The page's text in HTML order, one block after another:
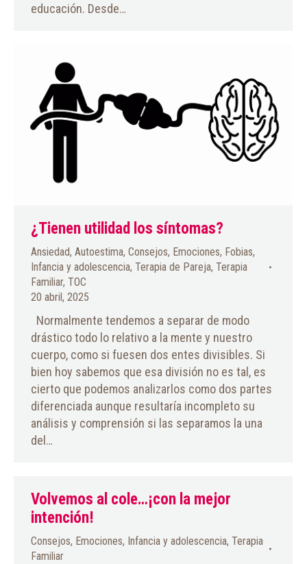
educación. Desde…
¿Tienen utilidad los síntomas?
Ansiedad, Autoestima, Consejos, Emociones, Fobias,
Infancia y adolescencia, Terapia de Pareja, Terapia
Familiar, TOC
20 abril, 2025
Normalmente tendemos a separar de modo
drástico todo lo relativo a la mente y nuestro
cuerpo, como si fuesen dos entes divisibles. Si
bien hoy sabemos que esa división no es tal, es
cierto que podemos analizarlos como dos partes
diferenciada aunque resultaría incompleto su
análisis y comprensión si las separamos la una
del…
Volvemos al cole…¡con la mejor
intención!
Consejos, Emociones, Infancia y adolescencia, Terapia
Familiar